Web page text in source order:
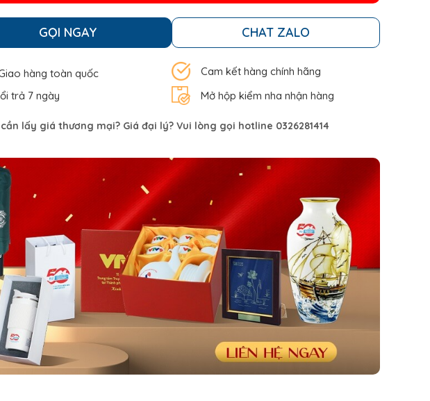
GỌI NGAY CHAT ZALO
hàng toàn quốc
Cam kết hàng chính hãng
trả 7 ngày
Mở hộp kiểm nha nhận hàng
lấy giá thương mại? Giá đại lý? Vui lòng gọi hotline 0326281414